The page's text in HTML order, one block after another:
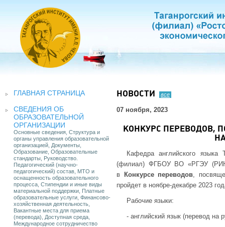
ГЛАВНАЯ СТРАНИЦА
СВЕДЕНИЯ ОБ
ОБРАЗОВАТЕЛЬНОЙ
ОРГАНИЗАЦИИ
Основные сведения, Структура и
органы управления образовательной
организацией, Документы,
Образование, Образовательные
стандарты, Руководство.
Педагогический (научно-
педагогический) состав, МТО и
оснащенность образовательного
процесса, Стипендии и иные виды
материальной поддержки, Платные
образовательные услуги, Финансово-
хозяйственная деятельность,
Вакантные места для приема
(перевода), Доступная среда,
Международное сотрудничество
НОВОСТИ все
07 ноября, 2023
КОНКУРС ПЕРЕВОДОВ,
Кафедра английского языка
(филиал) ФГБОУ ВО «РГЭУ
в
Конкурсе переводов,
пройдет в ноябре-декабре 2023
Рабочие языки:
- английский язык (перевод на